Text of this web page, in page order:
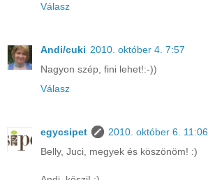
Válasz
Andi/cuki 2010. október 4. 7:57
Nagyon szép, fini lehet!:-))
Válasz
egycsipet
2010. október 6. 11:06
Belly, Juci, megyek és köszönöm! :)